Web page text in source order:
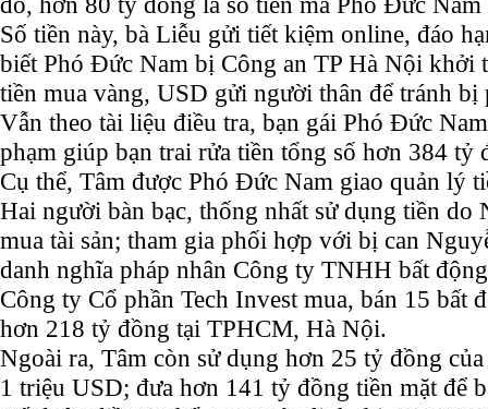
Số tiền này, bà Liễu gửi tiết kiệm online, đáo
biết Phó Đức Nam bị Công an TP Hà Nội khởi
tiền mua vàng, USD gửi người thân để tránh bị
Vẫn theo tài liệu điều tra, bạn gái Phó Đức
phạm giúp bạn trai rửa tiền tổng số hơn 384 tỷ
Cụ thể, Tâm được Phó Đức Nam giao quản lý
Hai người bàn bạc, thống nhất sử dụng tiền do
mua tài sản; tham gia phối hợp với bị can
danh nghĩa pháp nhân Công ty TNHH bất
Công ty Cổ phần Tech Invest mua, bán 15 bất
hơn 218 tỷ đồng tại TPHCM, Hà Nội.
Ngoài ra, Tâm còn sử dụng hơn 25 tỷ đồng
1 triệu USD; đưa hơn 141 tỷ đồng tiền mặt để